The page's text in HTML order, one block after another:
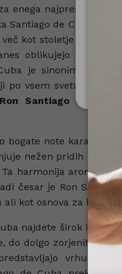
enega najprestižnejših
Santiago de Cuba –
kot stoletje nazaj, ko
oblikujejo
je sinonim za
po vsem svetu. V naši
Santiago de
bogate note karamele,
nežen pridih lesa,
harmonija arom
česar je Ron
kot osnova za
najdete širok izbor
do dolgo zorjenih izdaj,
vrhunec